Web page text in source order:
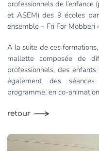
professionnels de l’enfance
et ASEM) des 9 écoles
ensemble – Fri For Mobberi
A la suite de ces
mallette composée de
professionnels, des
également des
programme, en co-
retour